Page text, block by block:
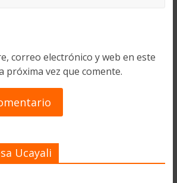
correo electrónico y web en este
próxima vez que comente.
Ucayali